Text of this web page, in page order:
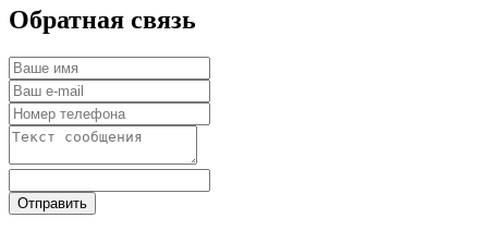
Обратная связь
Отправить